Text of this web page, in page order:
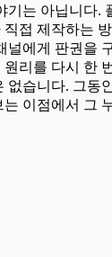
는 아닙니다.
접 제작하는
에게 판권을
리를 다시 한
습니다. 그동
이점에서 그